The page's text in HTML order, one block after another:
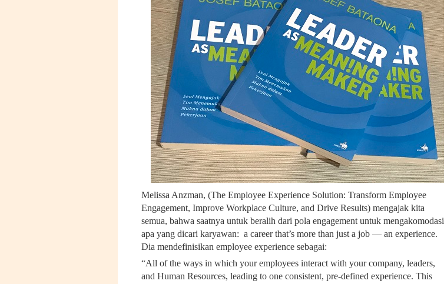
Melissa Anzman, (The Employee Experience Solution: Transform Employee
Engagement, Improve Workplace Culture, and Drive Results) mengajak kita
semua, bahwa saatnya untuk beralih dari pola engagement untuk mengakomodasi
apa yang dicari karyawan: a career that’s more than just a job — an experience.
Dia mendefinisikan employee experience sebagai:
“All of the ways in which your employees interact with your company, leaders,
and Human Resources, leading to one consistent, pre-defined experience. This